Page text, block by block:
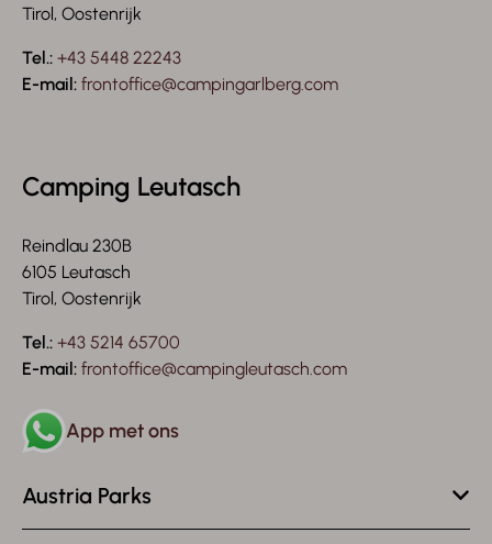
Tirol, Oostenrijk
Tel.: +43 5448 22243
E-mail: frontoffice@campingarlberg.com
Camping Leutasch
Reindlau 230B
6105 Leutasch
Tirol, Oostenrijk
Tel.: +43 5214 65700
E-mail: frontoffice@campingleutasch.com
App met ons
Austria Parks